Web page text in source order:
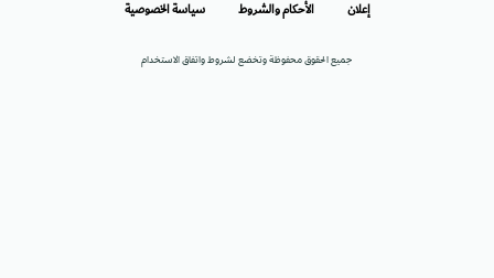
جميع الحقوق محفوظة وتخضع لشروط واتفاق الاستخدام
إعلان الأحكام والشروط سياسة الخصوصية